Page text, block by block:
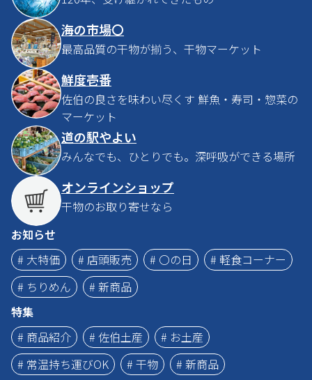
海の市場〇
最高品質の干物が揃う、干物マーケット
鮮度壱番
佐伯の良さを味わい尽くす 鮮魚・寿司・惣菜の
マーケット
道の駅やよい
みんなでも、ひとりでも。深呼吸ができる場所
オンラインショップ
干物のお取り寄せなら
お知らせ
# 大特価
# 店頭販売 # 〇の日
# 軽食コーナー
# ちりめん
# 新商品
特集
# 商品紹介
# 佐伯土産
# お土産
# 常温持ち運びOK
# 干物
# 新商品